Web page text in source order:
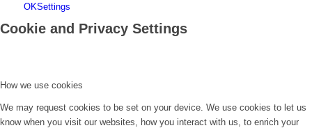
OKSettings
Cookie and Privacy Settings
How we use cookies
We may request cookies to be set on your device. We use cookies to let us
know when you visit our websites, how you interact with us, to enrich your